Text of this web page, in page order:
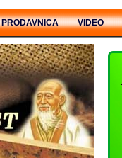
PRODAVNICA VIDEO